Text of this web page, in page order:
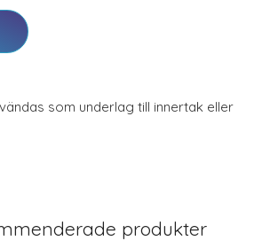
som underlag till innertak eller
produkter